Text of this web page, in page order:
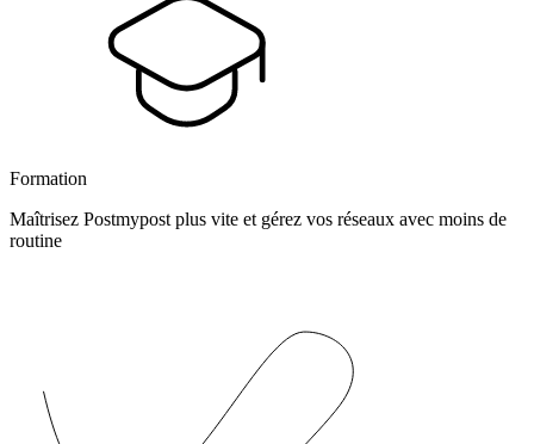
Formation
Maîtrisez Postmypost plus vite et gérez vos réseaux avec moins de
routine